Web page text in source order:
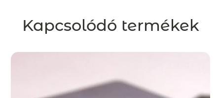
Kapcsolódó termékek